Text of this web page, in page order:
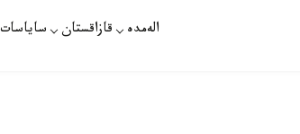
الەمدە قازاقستان ساياسات